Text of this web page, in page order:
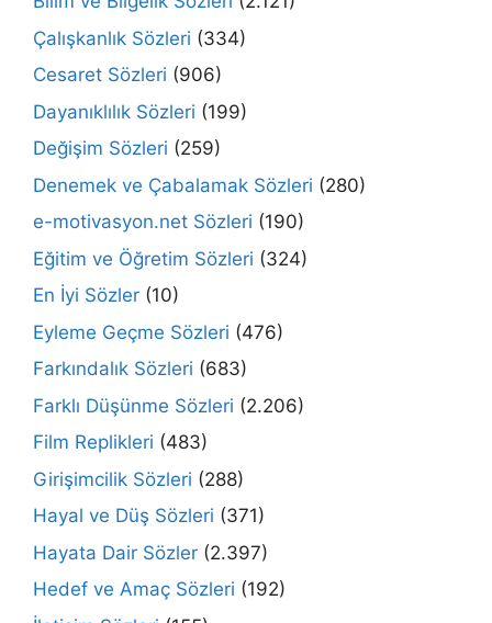
Çalışkanlık Sözleri (334)
Cesaret Sözleri (906)
Dayanıklılık Sözleri (199)
Değişim Sözleri (259)
Denemek ve Çabalamak Sözleri (280)
e-motivasyon.net Sözleri (190)
Eğitim ve Öğretim Sözleri (324)
En İyi Sözler (10)
Eyleme Geçme Sözleri (476)
Farkındalık Sözleri (683)
Farklı Düşünme Sözleri (2.206)
Film Replikleri (483)
Girişimcilik Sözleri (288)
Hayal ve Düş Sözleri (371)
Hayata Dair Sözler (2.397)
Hedef ve Amaç Sözleri (192)